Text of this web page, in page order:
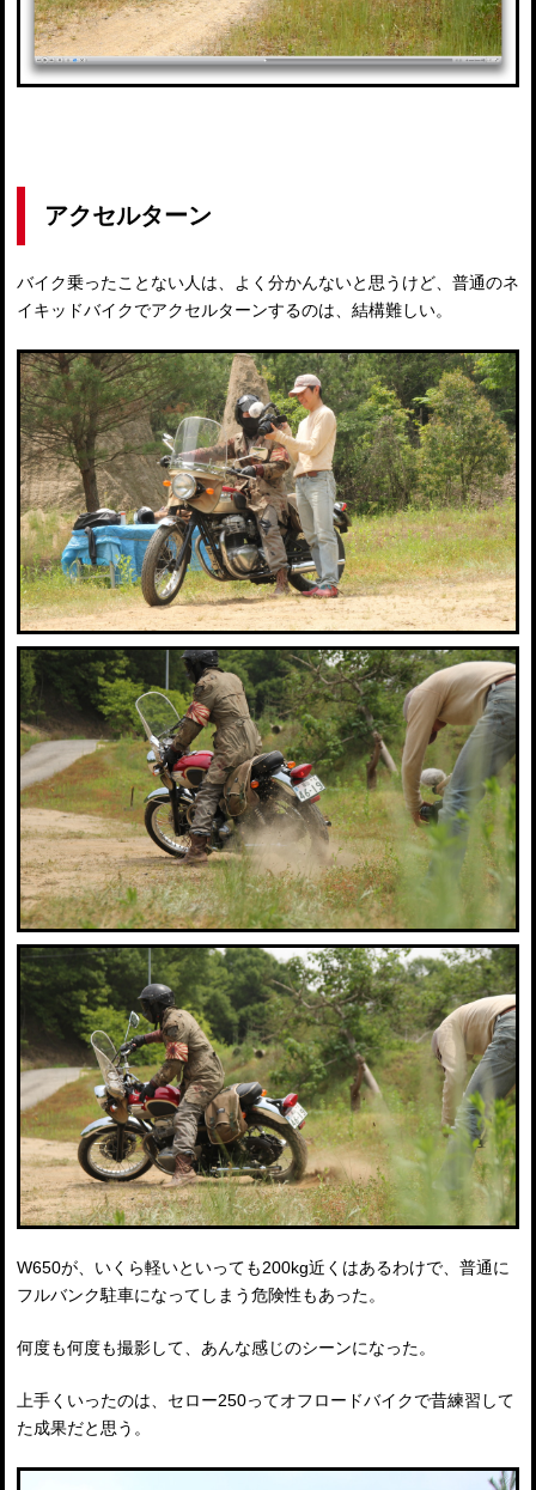
アクセルターン
バイク乗ったことない人は、よく分かんないと思うけど、普通のネ
イキッドバイクでアクセルターンするのは、結構難しい。
W650が、いくら軽いといっても200kg近くはあるわけで、普通に
フルバンク駐車になってしまう危険性もあった。
何度も何度も撮影して、あんな感じのシーンになった。
上手くいったのは、セロー250ってオフロードバイクで昔練習して
た成果だと思う。